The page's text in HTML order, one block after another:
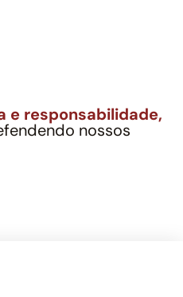
e responsabilidade,
nossos